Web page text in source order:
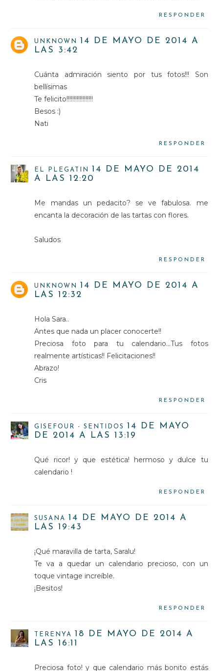
RESPONDER
UNKNOWN
14 DE MAYO DE 2014 A
LAS 3:42
Cuánta admiración siento por tus fotos!!! Son
bellísimas
Te felicito!!!!!!!!!!!!!!!!!!
Besos :)
Nati
RESPONDER
EL PLEGATIN
14 DE MAYO DE 2014
A LAS 12:20
Me mandas un pedacito? se ve fabulosa. me
encanta la decoración de las tartas con flores.
Saludos
RESPONDER
UNKNOWN
14 DE MAYO DE 2014 A
LAS 12:32
Hola Sara..
Antes que nada un placer conocerte!!
Preciosa foto para tu calendario...Tus fotos
realmente artísticas!! Felicitaciones!!
Abrazo!
Cris
RESPONDER
GISEFOUR - SENTIDOS
14 DE MAYO
DE 2014 A LAS 13:19
Qué ricor! y que estética! hermoso y dulce tu
calendario !
RESPONDER
SUSANA
14 DE MAYO DE 2014 A
LAS 19:43
¡Qué maravilla de tarta, Saralu!
Te va a quedar un calendario precioso, con un
toque vintage increíble.
¡Besitos!
RESPONDER
TERENYA
18 DE MAYO DE 2014 A
LAS 16:11
Preciosa foto! y que calendario más bonito estás